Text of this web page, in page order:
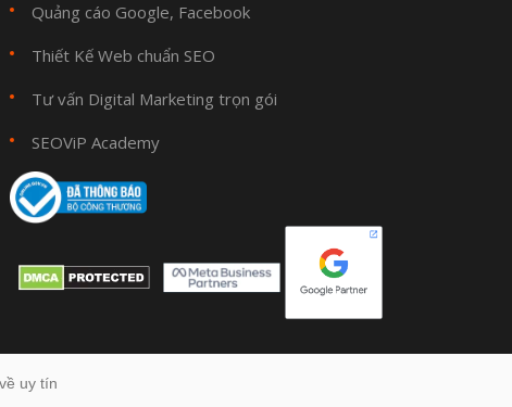
Quảng cáo Google, Facebook
Thiết Kế Web chuẩn SEO
Tư vấn Digital Marketing trọn gói
SEOViP Academy
uy tín